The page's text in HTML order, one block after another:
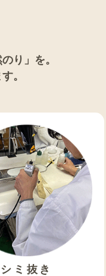
り」
を。
。
シミ抜き